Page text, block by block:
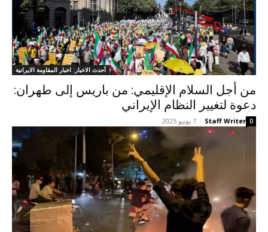
أحدث الاخبار: اخبار المقاومة الايرانية
من أجل السلام الإقليمي: من باريس إلى طهران:
دعوة لتغيير النظام الإيراني
Staff Writer
- 7 يونيو 2025 0